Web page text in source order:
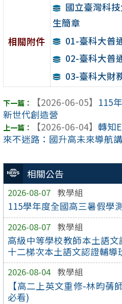
相關公告
2026-08-07 教學組
115學年度全國高三暑假學
2026-08-07 教學組
高級中等學校教師本土語
十二梯次本土語文認證輔導
2026-08-04 教學組
【高二上英文重修-林昀
必看)
相關附件
國立臺灣科
生簡章
01-臺科大普
02-臺科大普
03-臺科大財
【2026-06-05】 115
新世代創造營
【2026-06-04】 轉知
來不迷路：國升高未來導航